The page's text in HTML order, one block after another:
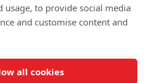
usage, to provide social media
and customise content and
all cookies
TRANG CHỦ